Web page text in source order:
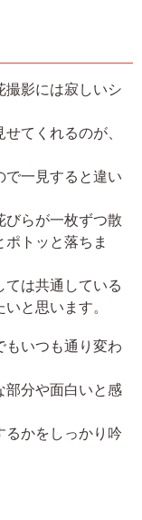
撮影には寂しいシ
てくれるのが、
で一見すると違い
びらが一枚ずつ散
トッと落ちま
は共通している
と思います。
もいつも通り変わ
部分や面白いと感
るかをしっかり吟